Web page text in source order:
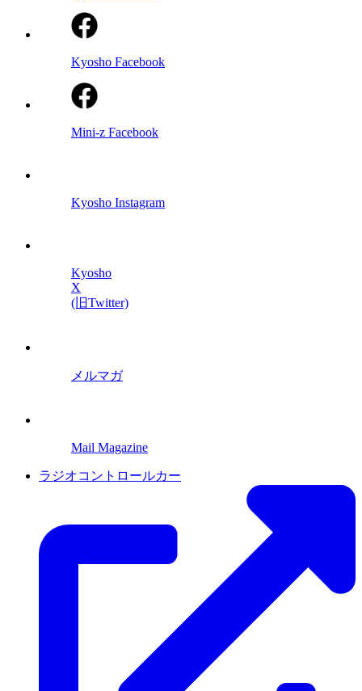
Kyosho Facebook
Mini-z Facebook
Kyosho Instagram
Kyosho
X
(旧Twitter)
メルマガ
Mail Magazine
ラジオコントロールカー